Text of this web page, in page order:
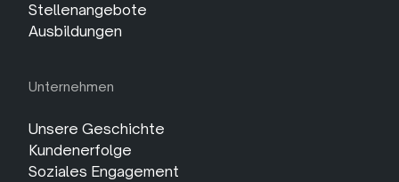
Stellenangebote
Ausbildungen
Unternehmen
Unsere Geschichte
Kundenerfolge
Soziales Engagement